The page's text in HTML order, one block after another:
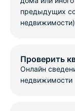
предыдущих
недвижимости)
Проверить
Онлайн
недвижимости